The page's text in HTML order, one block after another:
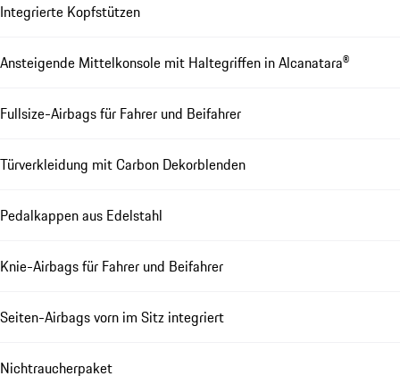
Integrierte Kopfstützen
Ansteigende Mittelkonsole mit Haltegriffen in Alcanatara®
Fullsize-Airbags für Fahrer und Beifahrer
Türverkleidung mit Carbon Dekorblenden
Pedalkappen aus Edelstahl
Knie-Airbags für Fahrer und Beifahrer
Seiten-Airbags vorn im Sitz integriert
Nichtraucherpaket